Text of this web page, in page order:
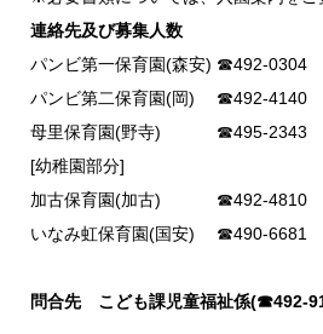
連絡先及び募集人数
パンビ第一保育園(森安) ☎492-0304
パンビ第二保育園(岡) ☎492-4140
母里保育園(野寺) ☎495-2343
[幼稚園部分]
加古保育園(加古) ☎492-4810
いなみ虹保育園(国安) ☎490-6681
問合先 こども課児童福祉係(☎492-